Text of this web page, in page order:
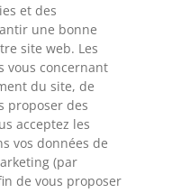
et des
une bonne
site web. Les
vous concernant
du site, de
proposer des
acceptez les
vos données de
(par
de vous proposer